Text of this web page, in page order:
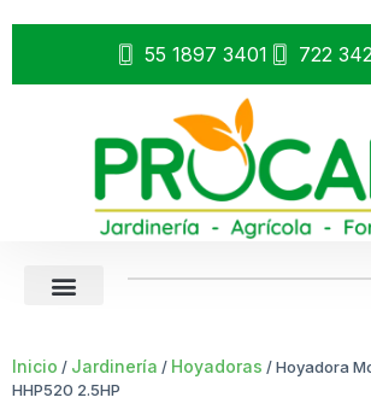
55 1897 3401 722
Inicio / Jardinería / Hoyadoras / Hoyadora
HHP520 2.5HP